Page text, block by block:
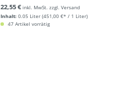
Inhalt: 0.05 Liter (451,00 €* / 1 Liter)
22,55 € inkl. MwSt. zzgl. Versand
47 Artikel vorrätig